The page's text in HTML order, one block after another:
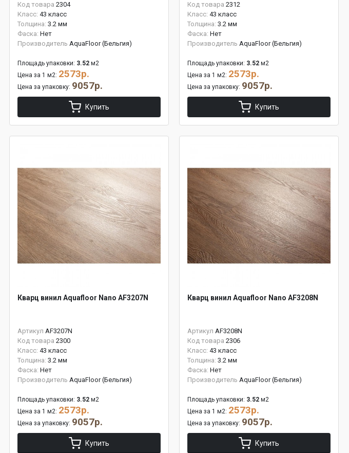
Код товара 2304
Класс: 43 класс
Толщина: 3.2 мм
Фаска: Нет
Производитель AquaFloor (Бельгия)
Площадь упаковки: 3.52 м2
Цена за 1 м2: 2573р.
Цена за упаковку: 9057р.
Купить
Код товара 2312
Класс: 43 класс
Толщина: 3.2 мм
Фаска: Нет
Производитель AquaFloor (Бельгия)
Площадь упаковки: 3.52 м2
Цена за 1 м2: 2573р.
Цена за упаковку: 9057р.
Купить
Кварц винил Aquafloor Nano AF3207N
Артикул AF3207N
Код товара 2300
Класс: 43 класс
Толщина: 3.2 мм
Фаска: Нет
Производитель AquaFloor (Бельгия)
Площадь упаковки: 3.52 м2
Цена за 1 м2: 2573р.
Цена за упаковку: 9057р.
Купить
Кварц винил Aquafloor Nano AF3208N
Артикул AF3208N
Код товара 2306
Класс: 43 класс
Толщина: 3.2 мм
Фаска: Нет
Производитель AquaFloor (Бельгия)
Площадь упаковки: 3.52 м2
Цена за 1 м2: 2573р.
Цена за упаковку: 9057р.
Купить